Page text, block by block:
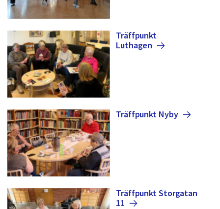
Träffpunkt
Luthagen
Träffpunkt Nyby
Träffpunkt Storgatan
11